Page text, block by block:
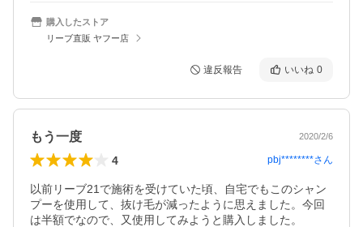
購入したストア
リーブ直販 ヤフー店
違反報告 いいね 0
もう一度 2020/2/6
4 pbj********さん
以前リーブ21で施術を受けていた頃、自宅でもこのシャン
プーを使用して、抜け毛が減ったように思えました。今回
は半額でなので、又使用してみようと購入しました。